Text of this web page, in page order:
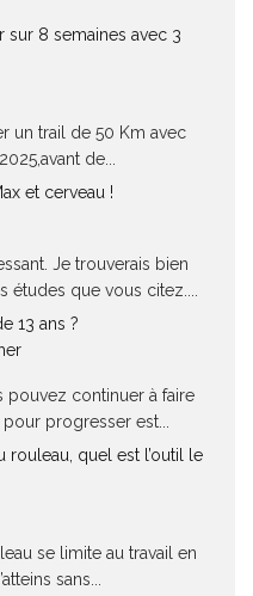
sur 8 semaines avec 3
un trail de 50 Km avec
de...
et cerveau !
Je trouverais bien
que vous citez....
13 ans ?
pouvez continuer à faire
progresser est...
quel est l’outil le
se limite au travail en
sans...